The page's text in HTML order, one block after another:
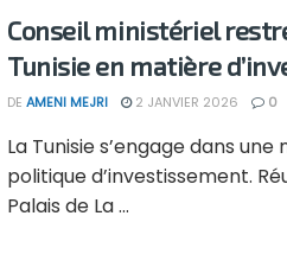
Conseil ministériel
Tunisie en matière
DE AMENI MEJRI 2 JANVIER 2026 0
La Tunisie s’engage dans
politique d’investissement.
Palais de La ...